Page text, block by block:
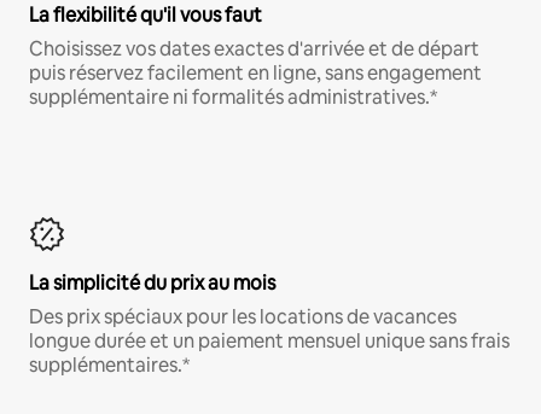
La flexibilité qu'il vous faut
Choisissez vos dates exactes d'arrivée et de départ
puis réservez facilement en ligne, sans engagement
supplémentaire ni formalités administratives.*
La simplicité du prix au mois
Des prix spéciaux pour les locations de vacances
longue durée et un paiement mensuel unique sans frais
supplémentaires.*